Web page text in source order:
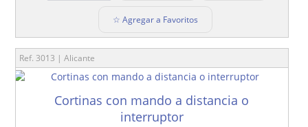
☆ Agregar a Favoritos
Ref. 3013 | Alicante
Cortinas con mando a distancia o
interruptor